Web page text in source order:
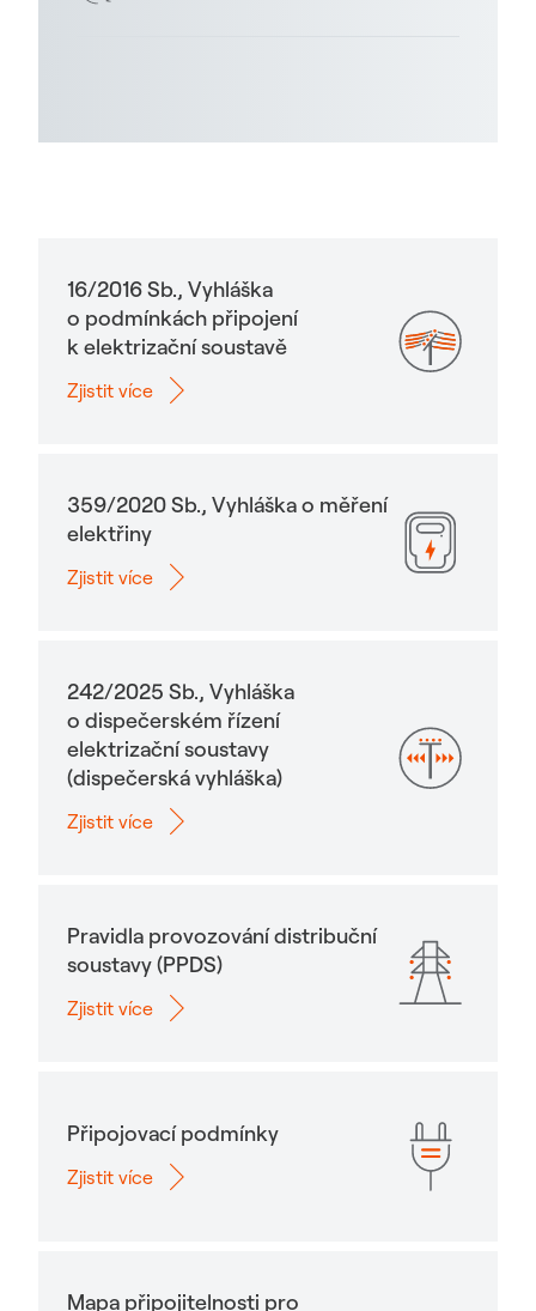
16/2016 Sb., Vyhláška
o podmínkách připojení
k elektrizační soustavě
Zjistit více
359/2020 Sb., Vyhláška o měření
elektřiny
Zjistit více
242/2025 Sb., Vyhláška
o dispečerském řízení
elektrizační soustavy
(dispečerská vyhláška)
Zjistit více
Pravidla provozování distribuční
soustavy (PPDS)
Zjistit více
Připojovací podmínky
Zjistit více
Mapa připojitelnosti pro